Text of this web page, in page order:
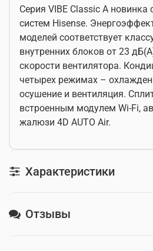
Серия VIBE Classic A
систем Hisense.
моделей соответствует
внутренних блоков от 23
скорости вентилятора.
четырех режимах –
осушение и вентиляция.
встроенным модулем Wi-Fi,
жалюзи 4D AUTO Air.
Характеристики
Отзывы